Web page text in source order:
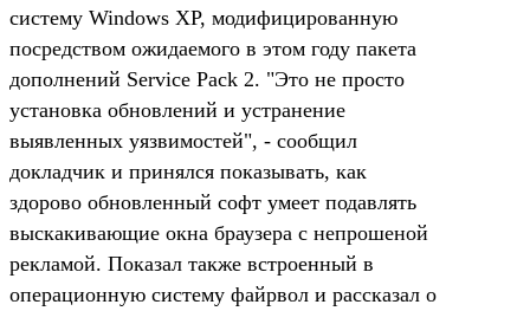
систему Windows XP, модифицированную
посредством ожидаемого в этом году пакета
дополнений Service Pack 2. "Это не просто
установка обновлений и устранение
выявленных уязвимостей", - сообщил
докладчик и принялся показывать, как
здорово обновленный софт умеет подавлять
выскакивающие окна браузера с непрошеной
рекламой. Показал также встроенный в
операционную систему файрвол и рассказал о